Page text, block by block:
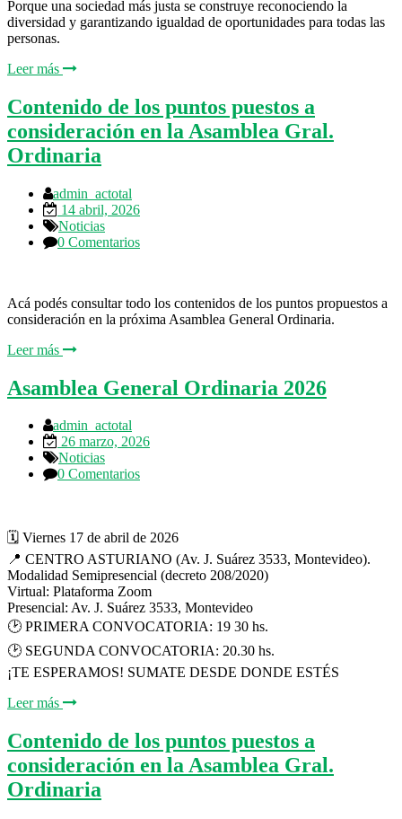
Porque una sociedad más justa se construye reconociendo la
diversidad y garantizando igualdad de oportunidades para todas las
personas.
Leer más
Contenido de los puntos puestos a
consideración en la Asamblea Gral.
Ordinaria
admin_actotal
14 abril, 2026
Noticias
0 Comentarios
Acá podés consultar todo los contenidos de los puntos propuestos a
consideración en la próxima Asamblea General Ordinaria.
Leer más
Asamblea General Ordinaria 2026
admin_actotal
26 marzo, 2026
Noticias
0 Comentarios
🗓️ Viernes 17 de abril de 2026
📍 CENTRO ASTURIANO (Av. J. Suárez 3533, Montevideo).
Modalidad Semipresencial (decreto 208/2020)
Virtual: Plataforma Zoom
Presencial: Av. J. Suárez 3533, Montevideo
🕑 PRIMERA CONVOCATORIA: 19 30 hs.
🕑 SEGUNDA CONVOCATORIA: 20.30 hs.
¡TE ESPERAMOS! SUMATE DESDE DONDE ESTÉS
Leer más
Contenido de los puntos puestos a
consideración en la Asamblea Gral.
Ordinaria